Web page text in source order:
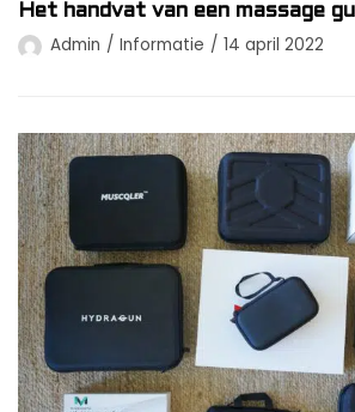
Het handvat van een massage
Admin Informatie 14 april 2022